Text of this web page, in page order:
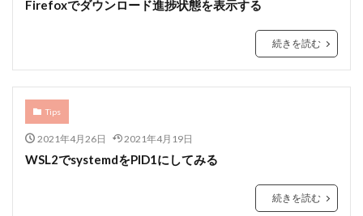
Firefoxでダウンロード進捗状態を表示する
続きを読む
Tips
2021年4月26日 2021年4月19日
WSL2でsystemdをPID1にしてみる
続きを読む